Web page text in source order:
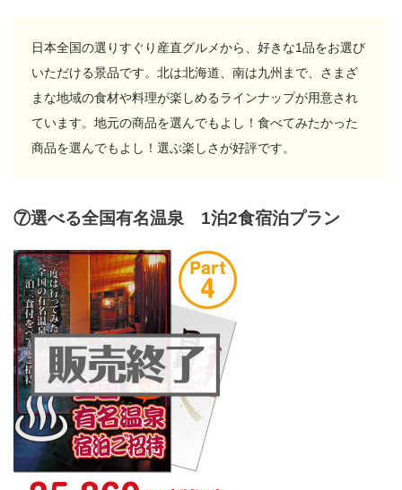
日本全国の選りすぐり産直グルメから、好きな1品をお選び
いただける景品です。北は北海道、南は九州まで、さまざ
まな地域の食材や料理が楽しめるラインナップが用意され
ています。地元の商品を選んでもよし！食べてみたかった
商品を選んでもよし！選ぶ楽しさが好評です。
⑦選べる全国有名温泉 1泊2食宿泊プラン